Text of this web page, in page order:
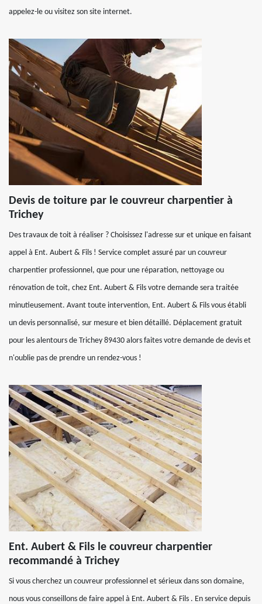
appelez-le ou visitez son site internet.
Devis de toiture par le couvreur charpentier à
Trichey
Des travaux de toit à réaliser ? Choisissez l'adresse sur et unique en faisant
appel à Ent. Aubert & Fils ! Service complet assuré par un couvreur
charpentier professionnel, que pour une réparation, nettoyage ou
rénovation de toit, chez Ent. Aubert & Fils votre demande sera traitée
minutieusement. Avant toute intervention, Ent. Aubert & Fils vous établi
un devis personnalisé, sur mesure et bien détaillé. Déplacement gratuit
pour les alentours de Trichey 89430 alors faites votre demande de devis et
n'oublie pas de prendre un rendez-vous !
Ent. Aubert & Fils le couvreur charpentier
recommandé à Trichey
Si vous cherchez un couvreur professionnel et sérieux dans son domaine,
nous vous conseillons de faire appel à Ent. Aubert & Fils . En service depuis